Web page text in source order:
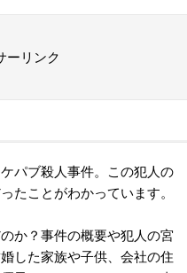
ーリンク
パブ殺人事件。この犯人の
たことがわかっています。
か？事件の概要や犯人の宮
した家族や子供、会社の住